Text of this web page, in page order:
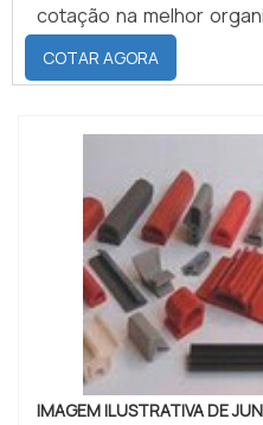
cotação na melhor
descobrindo a
qualidade da área de
precisa de fita de
em uma empresa
encontrar o site da
possível encontrar
COTAR AGORA
IMAGEM ILUSTRATIVA DE